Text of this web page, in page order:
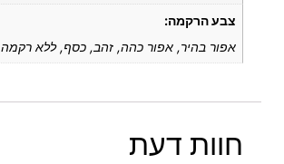
צבע הרקמה:
אפור בהיר, אפור כהה, זהב, כסף, ללא רקמה
חוות דעת